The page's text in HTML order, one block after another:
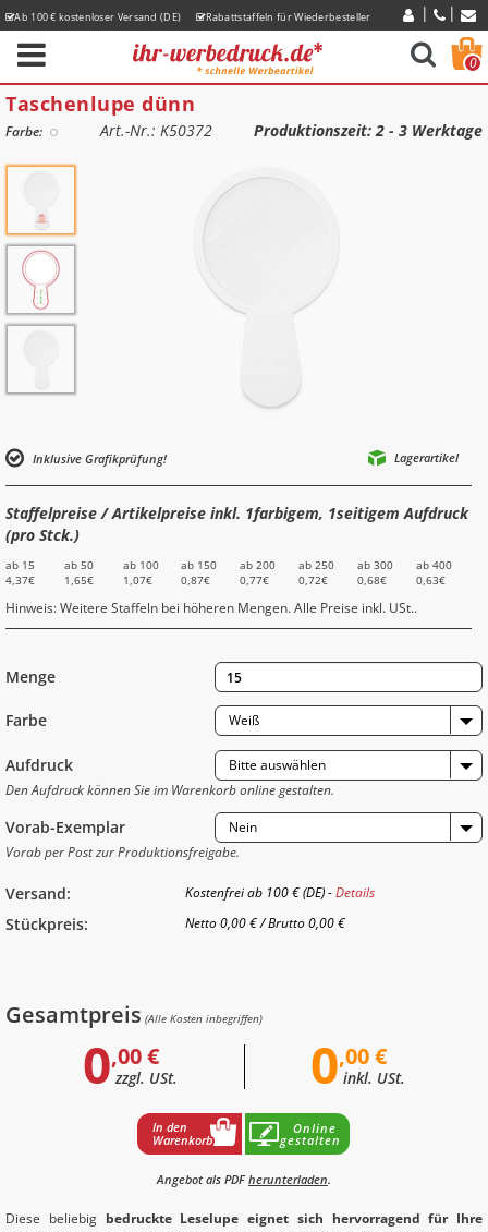
Ab 100 € kostenloser Versand (DE)
Rabattstaffeln für Wiederbesteller
0
Taschenlupe dünn
Farbe: Art.-Nr.: K50372 Produktionszeit: 2 - 3 Werktage
Inklusive Grafikprüfung! Lagerartikel
Staffelpreise / Artikelpreise inkl. 1farbigem, 1seitigem Aufdruck
(pro Stck.)
ab 15
4,37€
ab 50
1,65€
ab 100
1,07€
ab 150
0,87€
ab 200
0,77€
ab 250
0,72€
ab 300
0,68€
ab 400
0,63€
Hinweis: Weitere Staffeln bei höheren Mengen. Alle Preise inkl. USt..
Menge
Farbe Weiß
Aufdruck
Bitte auswählen
Den Aufdruck können Sie im Warenkorb online gestalten.
Vorab-Exemplar
Nein
Vorab per Post zur Produktionsfreigabe.
Versand: Kostenfrei ab 100 € (DE) -Details
Stückpreis: Netto 0,00 €/ Brutto 0,00 €
Gesamtpreis (Alle Kosten inbegriffen)
0,00 €
zzgl. USt. 0,00 €
inkl. USt.
In den
Warenkorb
Online
gestalten
Angebot als PDF herunterladen.
Diese beliebig bedruckte Leselupe eignet sich hervorragend für Ihre